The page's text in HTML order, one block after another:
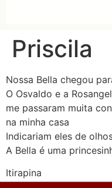
Priscila
Nossa Bella chegou
O Osvaldo e a
me passaram muita
na minha casa
Indicariam eles de
A Bella é uma
Itirapina